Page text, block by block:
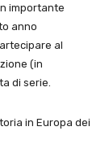
importante
anno
al
(in
di serie.
in Europa dei